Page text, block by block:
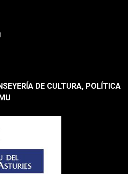
DE CULTURA, POLÍTICA